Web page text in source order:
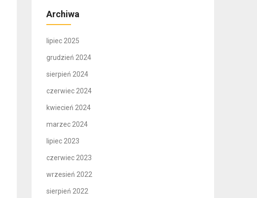
Archiwa
lipiec 2025
grudzień 2024
sierpień 2024
czerwiec 2024
kwiecień 2024
marzec 2024
lipiec 2023
czerwiec 2023
wrzesień 2022
sierpień 2022